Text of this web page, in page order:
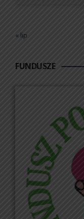
« lip
FUNDUSZE